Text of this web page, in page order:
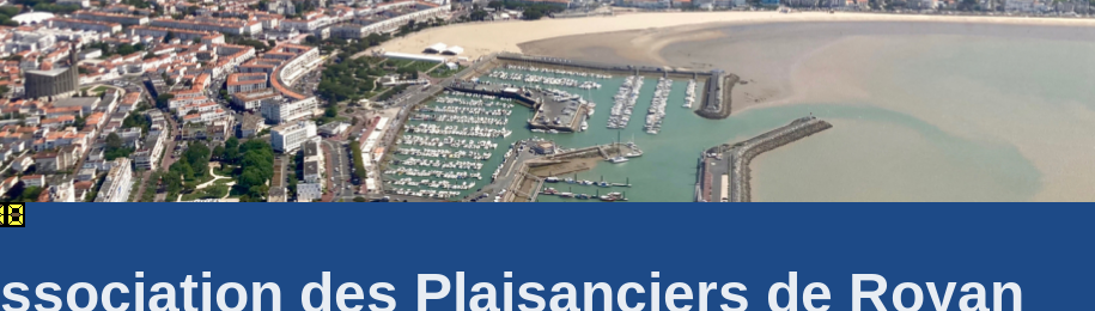
ssociation des Plaisanciers de Royan